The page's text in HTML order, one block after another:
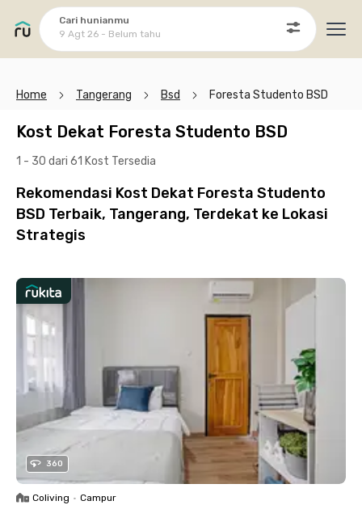
Cari hunianmu
9 Agt 26 - Belum tahu
Home Tangerang Bsd Foresta Studento BSD
Kost Dekat Foresta Studento BSD
1 - 30 dari 61 Kost Tersedia
Rekomendasi Kost Dekat Foresta Studento
BSD Terbaik, Tangerang, Terdekat ke Lokasi
Strategis
360
Coliving • Campur